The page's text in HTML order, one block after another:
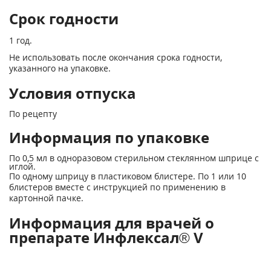
Срок годности
1 год.
Не использовать после окончания срока годности,
указанного на упаковке.
Условия отпуска
По рецепту
Информация по упаковке
По 0,5 мл в одноразовом стерильном стеклянном шприце с
иглой.
По одному шприцу в пластиковом блистере. По 1 или 10
блистеров вместе с инструкцией по применению в
картонной пачке.
Информация для врачей о
препарате Инфлексал® V